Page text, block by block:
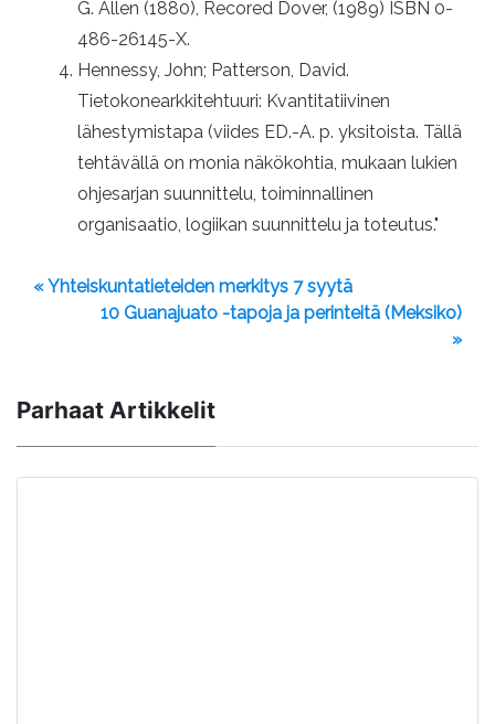
G. Allen (1880), Recored Dover, (1989) ISBN 0-
486-26145-X.
Hennessy, John; Patterson, David.
Tietokonearkkitehtuuri: Kvantitatiivinen
lähestymistapa (viides ED.-A. p. yksitoista. Tällä
tehtävällä on monia näkökohtia, mukaan lukien
ohjesarjan suunnittelu, toiminnallinen
organisaatio, logiikan suunnittelu ja toteutus."
« Yhteiskuntatieteiden merkitys 7 syytä
10 Guanajuato -tapoja ja perinteitä (Meksiko)
»
Parhaat Artikkelit